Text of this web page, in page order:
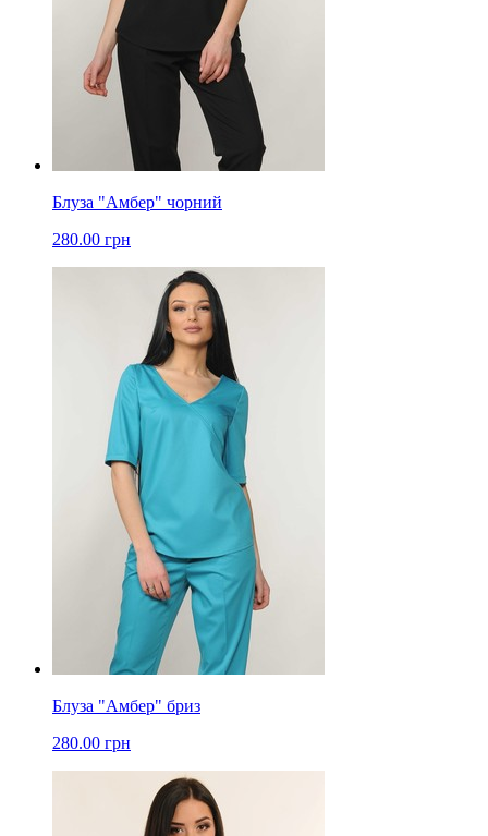
Блуза "Амбер" чорний
280.00 грн
Блуза "Амбер" бриз
280.00 грн